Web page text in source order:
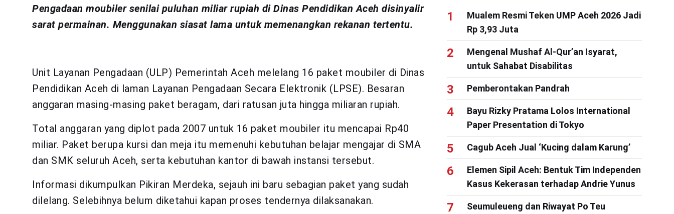
Pengadaan moubiler senilai puluhan miliar rupiah di Dinas Pendidikan Aceh disinyalir
sarat permainan. Menggunakan siasat lama untuk memenangkan rekanan tertentu.
Unit Layanan Pengadaan (ULP) Pemerintah Aceh melelang 16 paket moubiler di Dinas
Pendidikan Aceh di laman Layanan Pengadaan Secara Elektronik (LPSE). Besaran
anggaran masing-masing paket beragam, dari ratusan juta hingga miliaran rupiah.
Total anggaran yang diplot pada 2007 untuk 16 paket moubiler itu mencapai Rp40
miliar. Paket berupa kursi dan meja itu memenuhi kebutuhan belajar mengajar di SMA
dan SMK seluruh Aceh, serta kebutuhan kantor di bawah instansi tersebut.
Informasi dikumpulkan Pikiran Merdeka, sejauh ini baru sebagian paket yang sudah
dilelang. Selebihnya belum diketahui kapan proses tendernya dilaksanakan.
Mualem Resmi Teken UMP Aceh 2026 Jadi
Rp 3,93 Juta
Mengenal Mushaf Al-Qur’an Isyarat,
untuk Sahabat Disabilitas
Pemberontakan Pandrah
Bayu Rizky Pratama Lolos International
Paper Presentation di Tokyo
Cagub Aceh Jual ‘Kucing dalam Karung’
Elemen Sipil Aceh: Bentuk Tim Independen
Kasus Kekerasan terhadap Andrie Yunus
Seumuleueng dan Riwayat Po Teu